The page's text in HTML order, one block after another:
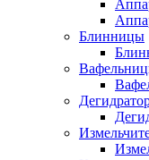
Блинницы